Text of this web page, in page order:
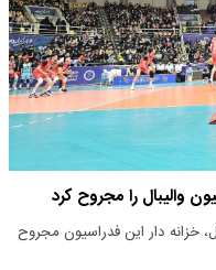
والیبال را مجروح کرد
خزانه دار این فدراسیون مجروح